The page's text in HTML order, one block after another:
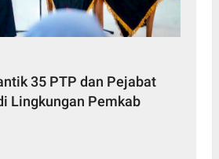
35 PTP dan Pejabat
Lingkungan Pemkab